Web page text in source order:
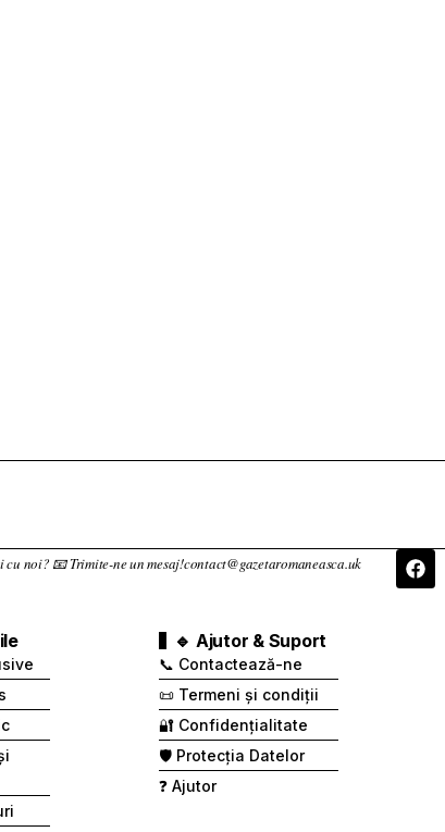
cu noi? 📧 Trimite-ne un mesaj!contact@gazetaromaneasca.uk
🔹 Ajutor & Suport
📞 Contactează-ne
📜 Termeni și condiții
🔐 Confidențialitate
🛡️ Protecția Datelor
❓ Ajutor